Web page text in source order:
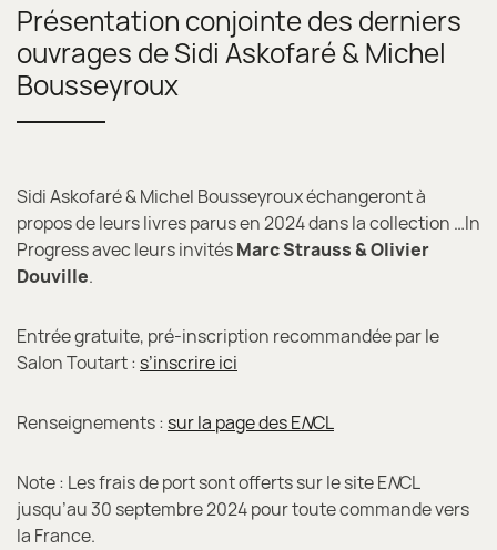
Présentation conjointe des derniers
ouvrages de Sidi Askofaré & Michel
Bousseyroux
Sidi Askofaré & Michel Bousseyroux échangeront à
propos de leurs livres parus en 2024 dans la collection …In
Progress avec leurs invitésMarc Strauss & Olivier
Douville.
Entrée gratuite, pré-inscription recommandée par le
Salon Toutart : s’inscrire ici
Renseignements : sur la page des ENCL
Note : Les frais de port sont offerts sur le site ENCL
jusqu’au 30 septembre 2024 pour toute commande vers
la France.